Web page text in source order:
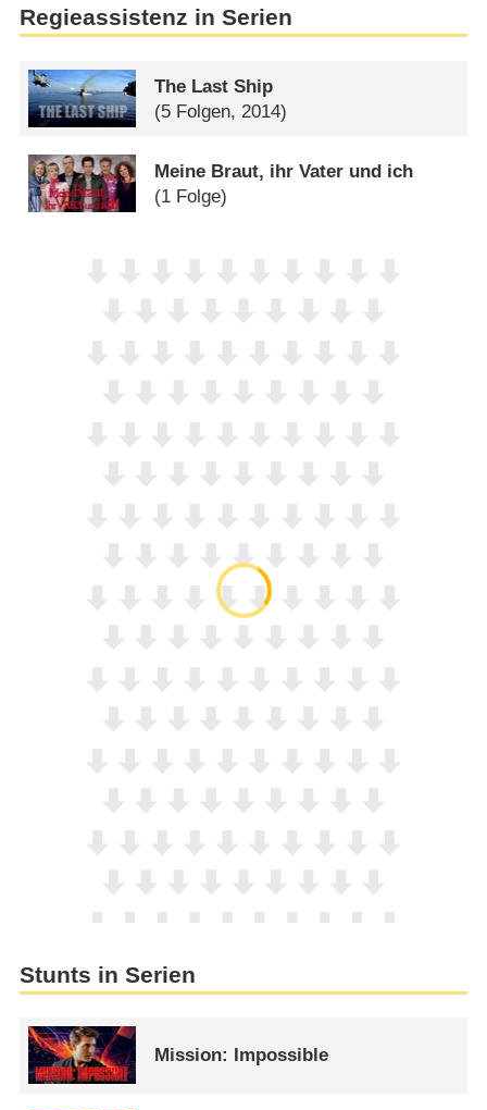
Regieassistenz in Serien
The Last Ship
(5 Folgen, 2014)
Meine Braut, ihr Vater und ich
(1 Folge)
Stunts in Serien
Mission: Impossible